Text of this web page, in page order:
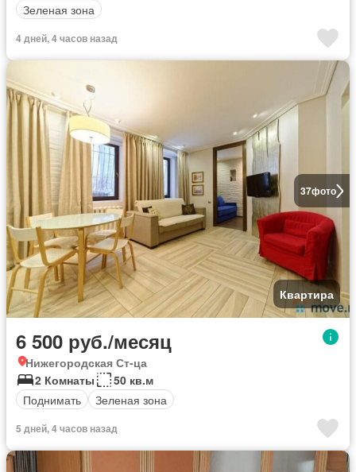
Зеленая зона
4 дней, 4 часов назад
37фото
Квартира
6 500 руб./месяц
Нижегородская Ст-ца
2 Комнаты
50 кв.м
Поднимать
Зеленая зона
5 дней, 4 часов назад